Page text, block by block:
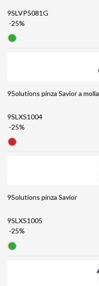
9SLVP5081G
-25%
9Solutions pinza Savior a molla
9SLXS1004
-25%
9Solutions pinza Savior
9SLXS1005
-25%